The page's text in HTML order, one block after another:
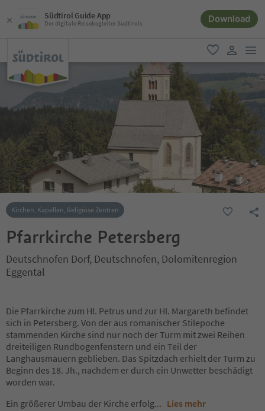
Südtirol Guide App
Der digitale Reisebegleiter Südtirols Download
favorit
user link
Kirchen, Kapellen, Religiöse Zentren
Pfarrkirche Petersberg
Deutschnofen Dorf, Deutschnofen, Dolomitenregion
Eggental
Die Pfarrkirche zum Hl. Petrus und zur Hl. Margareth befindet
sich in Petersberg. Von der aus romanischer Stilepoche
stammenden Kirche sind nur noch der Turm mit zwei Reihen
dreiteiligen Rundbogenfenstern und ein Teil der
Langhausmauern geblieben. Das Spitzdach erhielt der Turm zu
Beginn des 18. Jh., nachdem er durch ein Unwetter beschädigt
worden war.
Ein größerer Umbau der Kirche erfolg... Lies mehr